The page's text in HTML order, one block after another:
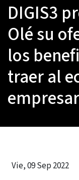
DIGIS3
Olé su
los
traer al
Vie, 09 Sep 2022